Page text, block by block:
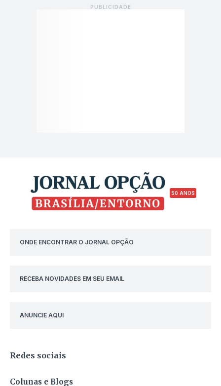
50 ANOS
ONDE ENCONTRAR O JORNAL OPÇÃO
RECEBA NOVIDADES EM SEU EMAIL
ANUNCIE AQUI
Redes sociais
Colunas e Blogs